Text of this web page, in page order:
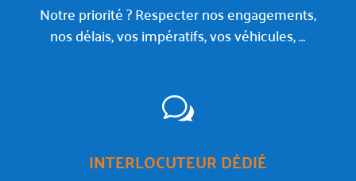
Notre priorité ? Respecter nos engagements,
nos délais, vos impératifs, vos véhicules, …
w
INTERLOCUTEUR DÉDIÉ